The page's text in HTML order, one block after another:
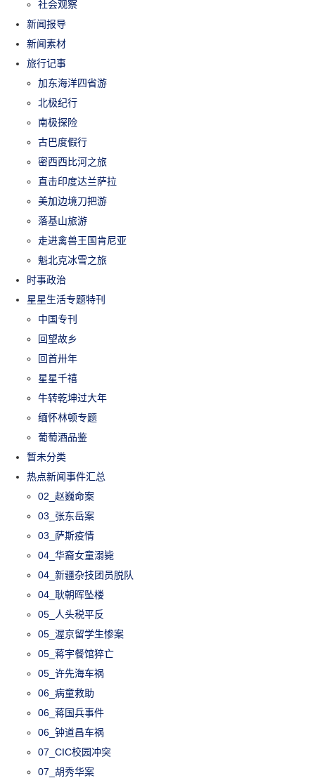
社会观察
新闻报导
新闻素材
旅行记事
加东海洋四省游
北极纪行
南极探险
古巴度假行
密西西比河之旅
直击印度达兰萨拉
美加边境刀把游
落基山旅游
走进禽兽王国肯尼亚
魁北克冰雪之旅
时事政治
星星生活专题特刊
中国专刊
回望故乡
回首卅年
星星千禧
牛转乾坤过大年
缅怀林顿专题
葡萄酒品鉴
暂未分类
热点新闻事件汇总
02_赵巍命案
03_张东岳案
03_萨斯疫情
04_华裔女童溺毙
04_新疆杂技团员脱队
04_耿朝晖坠楼
05_人头税平反
05_渥京留学生惨案
05_蒋宇餐馆猝亡
05_许先海车祸
06_病童救助
06_蒋国兵事件
06_钟道昌车祸
07_CIC校园冲突
07_胡秀华案